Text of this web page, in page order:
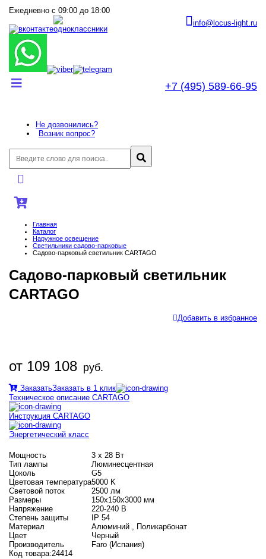
Ежедневно с 09:00 до 18:00
info@locus-light.ru
+7 (495) 589-66-95
Не дозвонились?
Возник вопрос?
Главная
Каталог
Наружное освещение
Светильники садово-парковые
Садово-парковый светильник CARTAGO
Садово-парковый светильник
CARTAGO
Добавить в избранное
от 109 108 руб.
ЗаказатьЗаказать в 1 клик
Техническое описание CARTAGO
Инструкция CARTAGO
Энергетический класс
Мощность
3 х 28 Вт
Тип лампы
Люминесцентная
Цоколь
G5
Цветовая температура5000 K
Световой поток
2500 лм
Размеры
150х150х3000 мм
Напряжение
220-240 В
Степень защиты
IP 54
Материал
Алюминий , Поликарбонат
Цвет
Черный
Производитель
Faro (Испания)
Код товара:24414